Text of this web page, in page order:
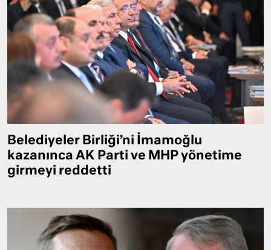
Belediyeler Birliği’ni İmamoğlu
kazanınca AK Parti ve MHP yönetime
girmeyi reddetti